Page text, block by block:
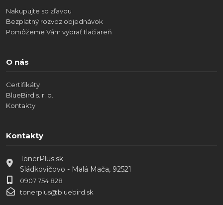
Nakupujte so zľavou
Bezplatný rozvoz objednávok
Pomôžeme Vám vybrať tlačiareň
O nás
Certifikáty
BlueBird s. r. o.
Kontakty
Kontakty
TonerPlus.sk
Sládkovičovo - Malá Mača, 92521
0907 754 828
tonerplus@bluebird.sk